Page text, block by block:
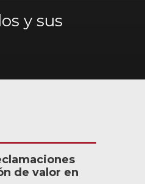
y sus
de valor en